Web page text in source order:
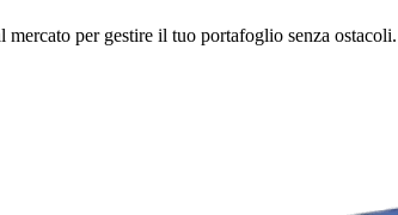
per gestire il tuo portafoglio senza ostacoli.